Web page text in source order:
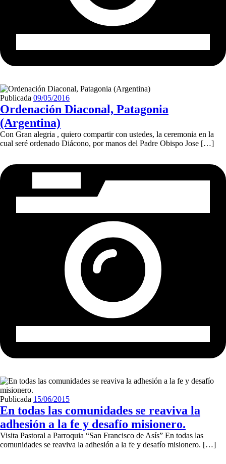
Publicada 09/05/2016
Ordenación Diaconal, Patagonia
(Argentina)
Con Gran alegria , quiero compartir con ustedes, la ceremonia en la
cual seré ordenado Diácono, por manos del Padre Obispo Jose […]
Publicada 15/06/2015
En todas las comunidades se reaviva la
adhesión a la fe y desafío misionero.
Visita Pastoral a Parroquia “San Francisco de Asís” En todas las
comunidades se reaviva la adhesión a la fe y desafío misionero. […]